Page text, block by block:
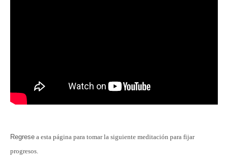
Regrese a esta página para tomar la siguiente meditación para fijar
progresos.